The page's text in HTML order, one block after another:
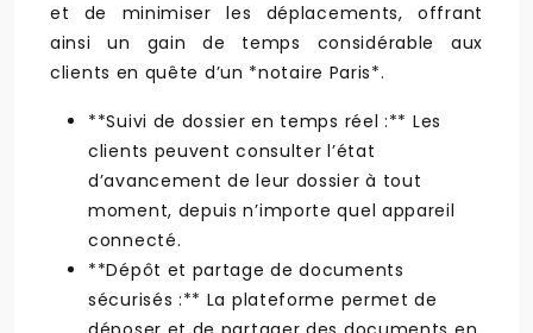
et de minimiser les déplacements, offrant
ainsi un gain de temps considérable aux
clients en quête d’un *notaire Paris*.
**Suivi de dossier en temps réel :** Les
clients peuvent consulter l’état
d’avancement de leur dossier à tout
moment, depuis n’importe quel appareil
connecté.
**Dépôt et partage de documents
sécurisés :** La plateforme permet de